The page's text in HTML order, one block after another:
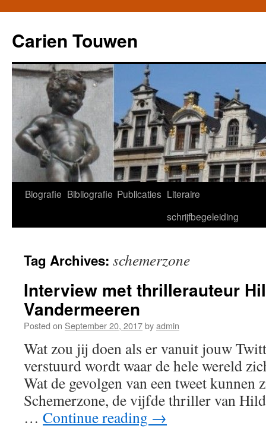
Carien Touwen
Skip
Biografie Bibliografie Publicaties Literaire
schrijfbegeleiding
Tag Archives: schemerzone
Interview met thrillerauteur
Vandermeeren
Posted on September 20, 2017byadmin
Wat zou jij doen als er vanuit jouw
verstuurd wordt waar de hele wereld
Wat de gevolgen van een tweet kunnen
Schemerzone, de vijfde thriller van
… Continue reading →